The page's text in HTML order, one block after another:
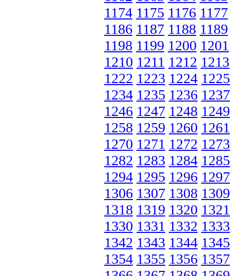
1174 1175 1176 1177
1186 1187 1188 1189
1198 1199 1200 1201
1210 1211 1212 1213
1222 1223 1224 1225
1234 1235 1236 1237
1246 1247 1248 1249
1258 1259 1260 1261
1270 1271 1272 1273
1282 1283 1284 1285
1294 1295 1296 1297
1306 1307 1308 1309
1318 1319 1320 1321
1330 1331 1332 1333
1342 1343 1344 1345
1354 1355 1356 1357